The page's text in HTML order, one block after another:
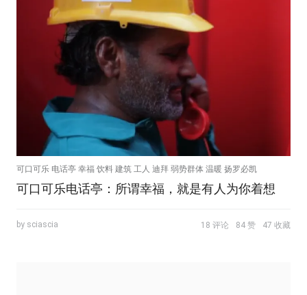
可口可乐 电话亭 幸福 饮料 建筑 工人 迪拜 弱势群体 温暖 扬罗必凯
可口可乐电话亭：所谓幸福，就是有人为你着想
by sciascia 18 评论 84 赞 47 收藏